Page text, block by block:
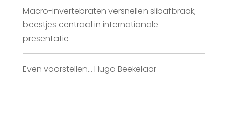
Macro-invertebraten versnellen slibafbraak;
beestjes centraal in internationale
presentatie
Even voorstellen… Hugo Beekelaar